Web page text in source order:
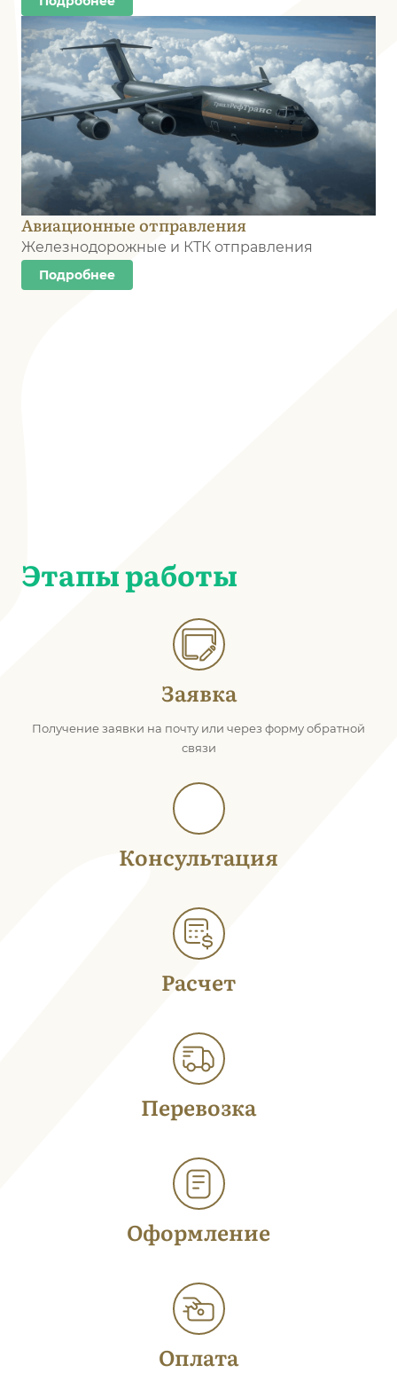
Авиационные отправления
Железнодорожные и КТК отправления
Подробнее
Этапы работы
Заявка
Получение заявки на почту или через форму обратной
связи
Консультация
Расчет
Перевозка
Оформление
Оплата